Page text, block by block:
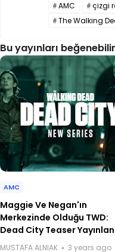
AMC çizgi
The Walking
Bu yayınları
AMC
Maggie Ve Negan'ın
Merkezinde Olduğu TWD:
Dead City Teaser
MUSTAFA ALNIAK 3 years ago